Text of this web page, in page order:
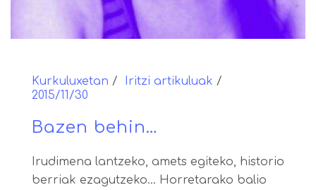
Kurkuluxetan
Iritzi artikuluak
2015/11/30
Bazen behin…
Irudimena lantzeko, amets egiteko, historio
berriak ezagutzeko… Horretarako balio